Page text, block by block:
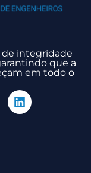
de integridade
que a
em todo o